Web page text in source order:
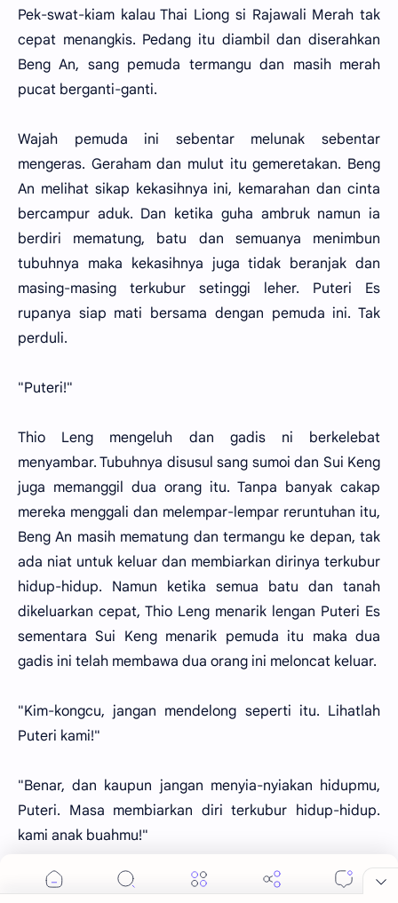
Pek-swat-kiam kalau Thai Liong si Rajawali Merah tak
cepat menangkis. Pedang itu diambil dan diserahkan
Beng An, sang pemuda termangu dan masih merah
pucat berganti-ganti.
Wajah pemuda ini sebentar melunak sebentar
mengeras. Geraham dan mulut itu gemeretakan. Beng
An melihat sikap kekasihnya ini, kemarahan dan cinta
bercampur aduk. Dan ketika guha ambruk namun ia
berdiri mematung, batu dan semuanya menimbun
tubuhnya maka kekasihnya juga tidak beranjak dan
masing-masing terkubur setinggi leher. Puteri Es
rupanya siap mati bersama dengan pemuda ini. Tak
perduli.
"Puteri!"
Thio Leng mengeluh dan gadis ni berkelebat
menyambar. Tubuhnya disusul sang sumoi dan Sui Keng
juga memanggil dua orang itu. Tanpa banyak cakap
mereka menggali dan melempar-lempar reruntuhan itu,
Beng An masih mematung dan termangu ke depan, tak
ada niat untuk keluar dan membiarkan dirinya terkubur
hidup-hidup. Namun ketika semua batu dan tanah
dikeluarkan cepat, Thio Leng menarik lengan Puteri Es
sementara Sui Keng menarik pemuda itu maka dua
gadis ini telah membawa dua orang ini meloncat keluar.
"Kim-kongcu, jangan mendelong seperti itu. Lihatlah
Puteri kami!"
"Benar, dan kaupun jangan menyia-nyiakan hidupmu,
Puteri. Masa membiarkan diri terkubur hidup-hidup.
kami anak buahmu!"
Sang Puteri mengguguk. Pertandingan di sana berjalan